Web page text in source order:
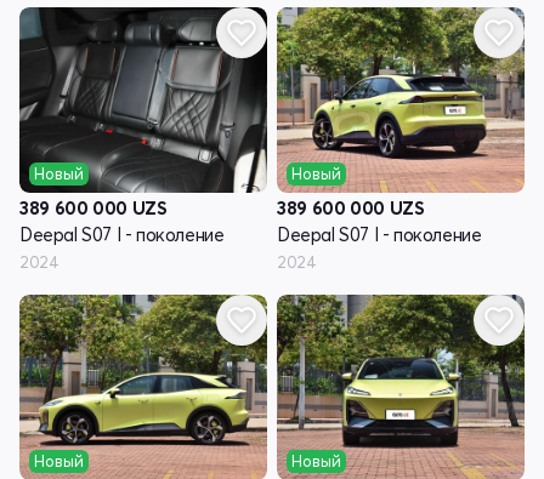
Новый
389 600 000 UZS
Deepal S07 I - поколение
2024
Новый
389 600 000 UZS
Deepal S07 I - поколение
2024
Новый Новый